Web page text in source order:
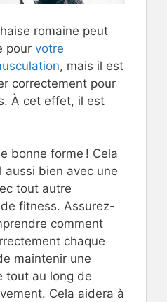
romaine peut
pour votre
, mais il est
correctement pour
À cet effet, il est
bonne forme ! Cela
aussi bien avec une
tout autre
fitness. Assurez-
comment
chaque
maintenir une
tout au long de
Cela aidera à